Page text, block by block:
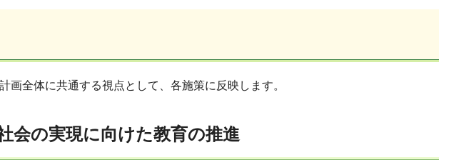
全体に共通する視点として、各施策に反映します。
会の実現に向けた教育の推進